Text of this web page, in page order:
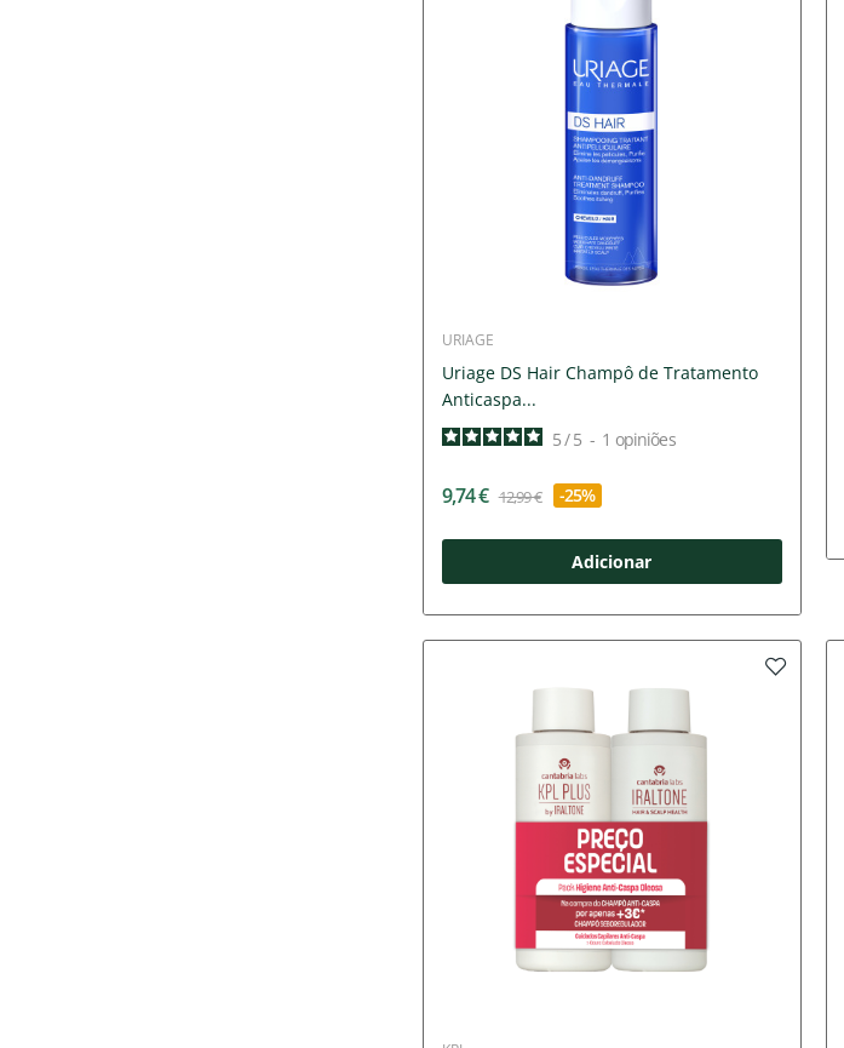
URIAGE
Uriage DS Hair Champô de Tratamento
Anticaspa...
5/ 5 - 1 opiniões
9,74 € 12,99 € -25%
Adicionar